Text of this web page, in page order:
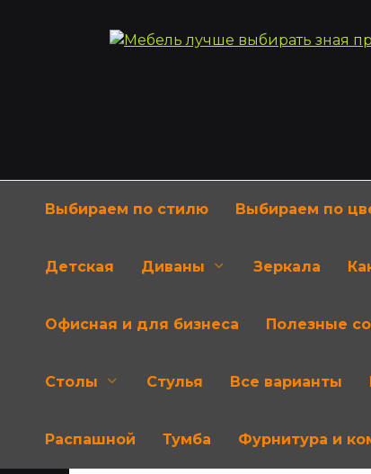
Выбираем по стилю Выбираем по
Детская Диваны Зеркала
Офисная и для бизнеса Полезные
Столы Стулья Все варианты
Распашной Тумба Фурнитура и